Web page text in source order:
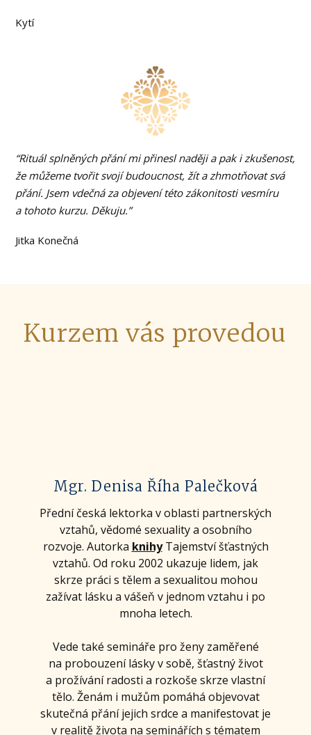
Kytí
“Rituál splněných přání mi přinesl naději a pak i zkušenost,
že můžeme tvořit svojí budoucnost, žít a zhmotňovat svá
přání. Jsem vdečná za objevení této zákonitosti vesmíru
a tohoto kurzu. Děkuju.”
Jitka Konečná
Kurzem vás provedou
Mgr. Denisa Říha Palečková
Přední česká lektorka v oblasti partnerských
vztahů, vědomé sexuality a osobního
rozvoje. Autorka knihy Tajemství šťastných
vztahů. Od roku 2002 ukazuje lidem, jak
skrze práci s tělem a sexualitou mohou
zažívat lásku a vášeň v jednom vztahu i po
mnoha letech.
Vede také semináře pro ženy zaměřené
na probouzení lásky v sobě, šťastný život
a prožívání radosti a rozkoše skrze vlastní
tělo. Ženám i mužům pomáhá objevovat
skutečná přání jejich srdce a manifestovat je
v realitě života na seminářích s tématem